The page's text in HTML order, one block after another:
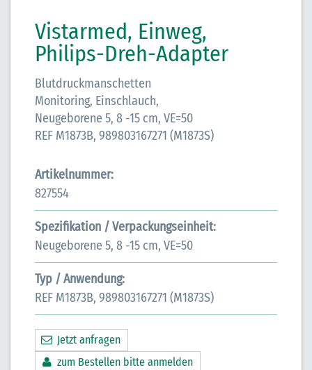
Vistarmed, Einweg,
Philips-Dreh-Adapter
Blutdruckmanschetten
Monitoring, Einschlauch,
Neugeborene 5, 8 -15 cm, VE=50
REF M1873B, 989803167271 (M1873S)
Artikelnummer:
827554
Spezifikation / Verpackungseinheit:
Neugeborene 5, 8 -15 cm, VE=50
Typ / Anwendung:
REF M1873B, 989803167271 (M1873S)
Jetzt anfragen
zum Bestellen bitte anmelden